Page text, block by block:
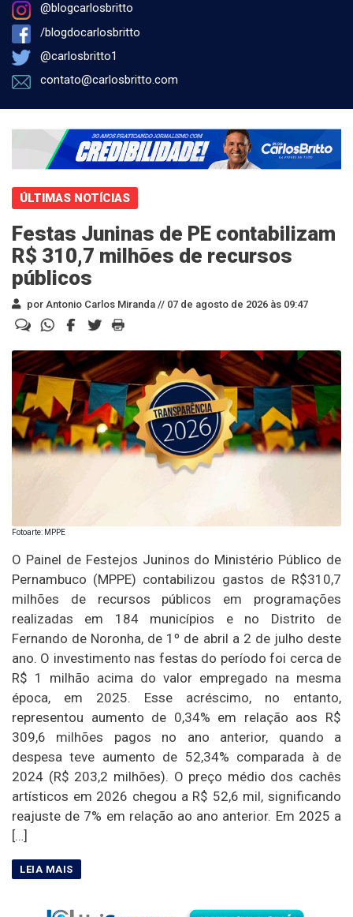
@blogcarlosbritto
/blogdocarlosbritto
@carlosbritto1
contato@carlosbritto.com
ÚLTIMAS NOTÍCIAS
Festas Juninas de PE contabilizam
R$ 310,7 milhões de recursos
públicos
por Antonio Carlos Miranda // 07 de agosto de 2026 às 09:47
Fotoarte: MPPE
O Painel de Festejos Juninos do Ministério Público de
Pernambuco (MPPE) contabilizou gastos de R$310,7
milhões de recursos públicos em programações
realizadas em 184 municípios e no Distrito de
Fernando de Noronha, de 1º de abril a 2 de julho deste
ano. O investimento nas festas do período foi cerca de
R$ 1 milhão acima do valor empregado na mesma
época, em 2025. Esse acréscimo, no entanto,
representou aumento de 0,34% em relação aos R$
309,6 milhões pagos no ano anterior, quando a
despesa teve aumento de 52,34% comparada à de
2024 (R$ 203,2 milhões). O preço médio dos cachês
artísticos em 2026 chegou a R$ 52,6 mil, significando
reajuste de 7% em relação ao ano anterior. Em 2025 a
[…]